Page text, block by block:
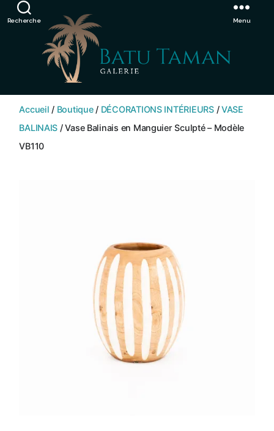
Showroom de Bali, décorations extérieurs et intérieurs Ignorer
Recherche
TAMAN
Menu
Accueil / Boutique/ DÉCORATIONS INTÉRIEURS/VASE
BALINAIS / Vase Balinais en Manguier Sculpté – Modèle
VB110